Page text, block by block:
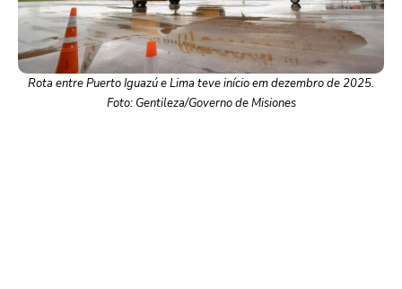
Rota entre Puerto Iguazú e Lima teve início em dezembro de 2025.
Foto: Gentileza/Governo de Misiones